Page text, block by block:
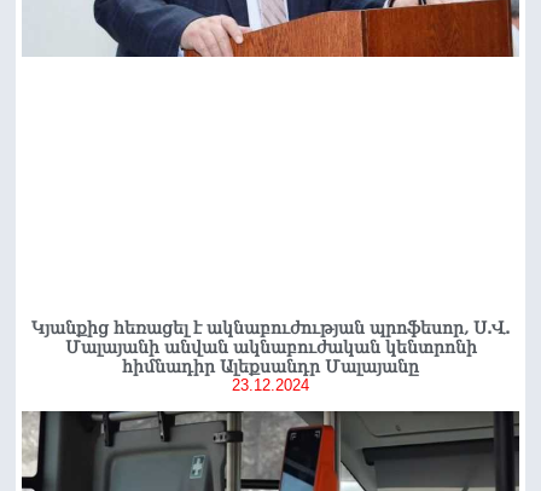
Կյանքից հեռացել է ակնաբուժության պրոֆեսոր, Ս.Վ.
Մալայանի անվան ակնաբուժական կենտրոնի
հիմնադիր Ալեքսանդր Մալայանը
23.12.2024